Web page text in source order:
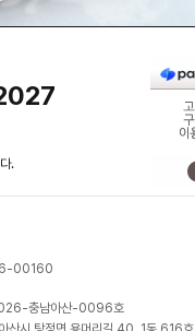
.
00160
충남아산-0096호